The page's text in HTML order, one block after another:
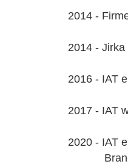
2014 -
2014 -
2016 - IAT
2017 - IAT
2020 - IAT